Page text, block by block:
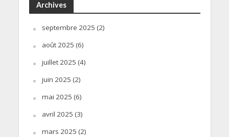
Archives
septembre 2025 (2)
août 2025 (6)
juillet 2025 (4)
juin 2025 (2)
mai 2025 (6)
avril 2025 (3)
mars 2025 (2)